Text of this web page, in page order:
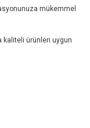
mükemmel
kaliteli ürünleri uygun